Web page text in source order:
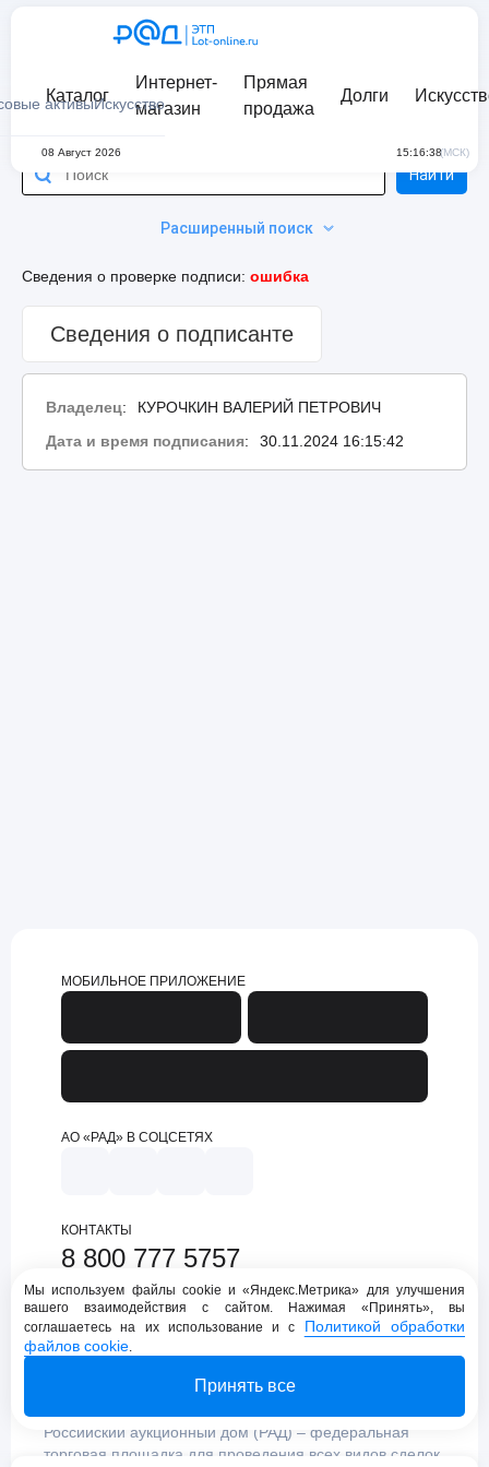
активыИскусство
Каталог
Интернет-
магазин
Прямая
продажа
Долги
08 Август 2026 15:16:38(МСК)
Расширенный поиск
Найти
Сведения о проверке подписи: ошибка
Сведения о подписанте
Владелец:
КУРОЧКИН ВАЛЕРИЙ ПЕТРОВИЧ
Дата и время подписания: 30.11.2024 16:15:42
МОБИЛЬНОЕ ПРИЛОЖЕНИЕ
АО «РАД» В СОЦСЕТЯХ
КОНТАКТЫ
8 800 777 5757
support@lot-online.ru
Техническая поддержка
Российский аукционный дом (РАД) – федеральная
торговая площадка для проведения всех видов сделок
Мы используем файлы cookie и «Яндекс.Метрика» для улучшения
вашего взаимодействия с сайтом. Нажимая «Принять», вы
соглашаетесь на их использование и с Политикой обработки
файлов cookie.
Принять все